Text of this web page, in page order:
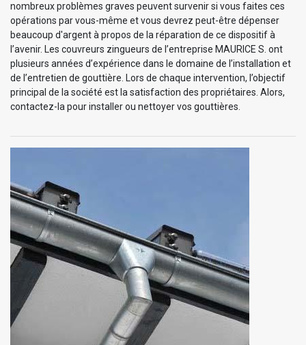
nombreux problèmes graves peuvent survenir si vous faites ces
opérations par vous-même et vous devrez peut-être dépenser
beaucoup d'argent à propos de la réparation de ce dispositif à
l’avenir. Les couvreurs zingueurs de l’entreprise MAURICE S. ont
plusieurs années d’expérience dans le domaine de l’installation et
de l’entretien de gouttière. Lors de chaque intervention, l’objectif
principal de la société est la satisfaction des propriétaires. Alors,
contactez-la pour installer ou nettoyer vos gouttières.